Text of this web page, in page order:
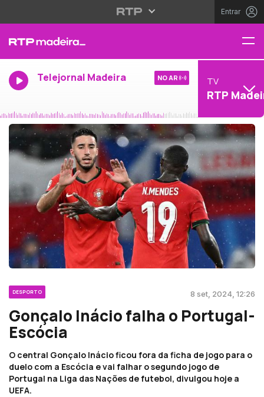
Entrar
Telejornal Madeira NO AR TV
RTP
DESPORTO 8 set, 2024, 12:26
Gonçalo Inácio falha o Portugal-
Escócia
O central Gonçalo Inácio ficou fora da ficha de jogo para o
duelo com a Escócia e vai falhar o segundo jogo de
Portugal na Liga das Nações de futebol, divulgou hoje a
UEFA.